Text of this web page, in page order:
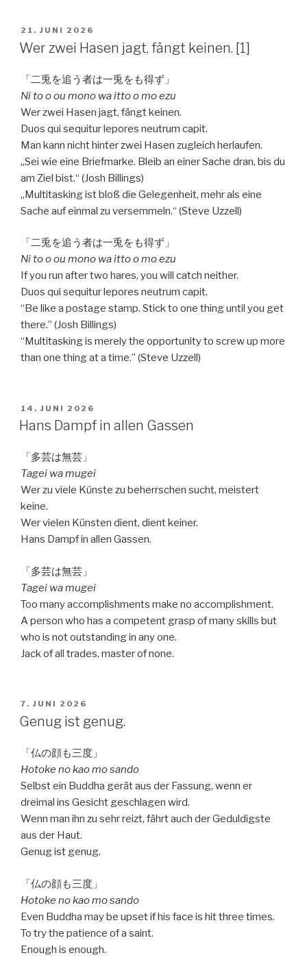
VERÖFFENTLICHT
AM
21. JUNI 2026
Wer zwei Hasen jagt, fängt keinen. [1]
「二兎を追う者は一兎をも得ず」
Ni to o ou mono wa itto o mo ezu
Wer zwei Hasen jagt, fängt keinen.
Duos qui sequitur lepores neutrum capit.
Man kann nicht hinter zwei Hasen zugleich herlaufen.
„Sei wie eine Briefmarke. Bleib an einer Sache dran, bis du
am Ziel bist.“ (Josh Billings)
„Multitasking ist bloß die Gelegenheit, mehr als eine
Sache auf einmal zu versemmeln.“ (Steve Uzzell)
「二兎を追う者は一兎をも得ず」
Ni to o ou mono wa itto o mo ezu
If you run after two hares, you will catch neither.
Duos qui sequitur lepores neutrum capit.
“Be like a postage stamp. Stick to one thing until you get
there.” (Josh Billings)
“Multitasking is merely the opportunity to screw up more
than one thing at a time.” (Steve Uzzell)
VERÖFFENTLICHT
AM
14. JUNI 2026
Hans Dampf in allen Gassen
「多芸は無芸」
Tagei wa mugei
Wer zu viele Künste zu beherrschen sucht, meistert
keine.
Wer vielen Künsten dient, dient keiner.
Hans Dampf in allen Gassen.
「多芸は無芸」
Tagei wa mugei
Too many accomplishments make no accomplishment.
A person who has a competent grasp of many skills but
who is not outstanding in any one.
Jack of all trades, master of none.
VERÖFFENTLICHT
AM
7. JUNI 2026
Genug ist genug.
「仏の顔も三度」
Hotoke no kao mo sando
Selbst ein Buddha gerät aus der Fassung, wenn er
dreimal ins Gesicht geschlagen wird.
Wenn man ihn zu sehr reizt, fährt auch der Geduldigste
aus der Haut.
Genug ist genug.
「仏の顔も三度」
Hotoke no kao mo sando
Even Buddha may be upset if his face is hit three times.
To try the patience of a saint.
Enough is enough.